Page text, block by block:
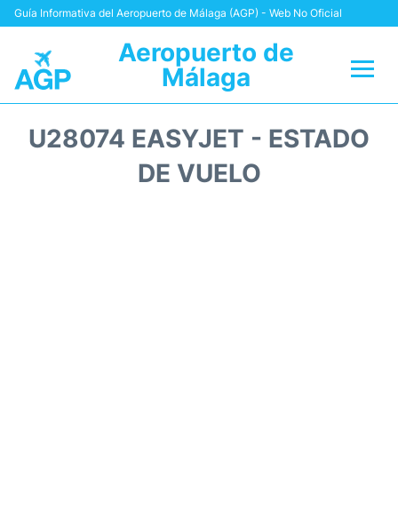
Guía Informativa del Aeropuerto de Málaga (AGP) - Web No Oficial
Aeropuerto de
Málaga
U28074 EASYJET - ESTADO
DE VUELO